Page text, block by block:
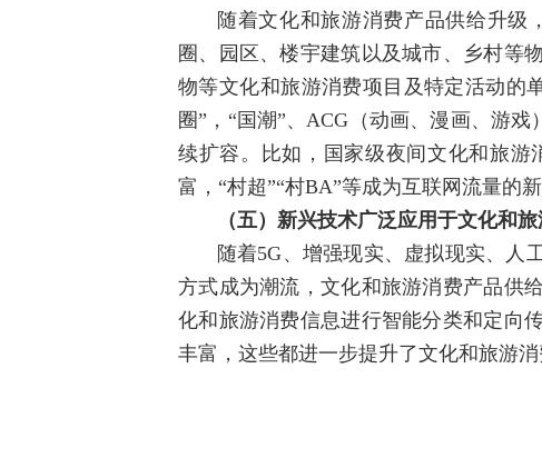
随着文化和旅游消费产品供给升级
圈、园区、楼宇建筑以及城市、乡村等
物等文化和旅游消费项目及特定活动的
圈”，“国潮”、ACG（动画、漫画、游
续扩容。比如，国家级夜间文化和旅游
富，“村超”“村BA”等成为互联网流量的
（五）新兴技术广泛应用于文化和
随着5G、增强现实、虚拟现实、人
方式成为潮流，文化和旅游消费产品供
化和旅游消费信息进行智能分类和定向
丰富，这些都进一步提升了文化和旅游